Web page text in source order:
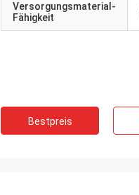
Versorgungsmaterial-
Fähigkeit
Bestpreis